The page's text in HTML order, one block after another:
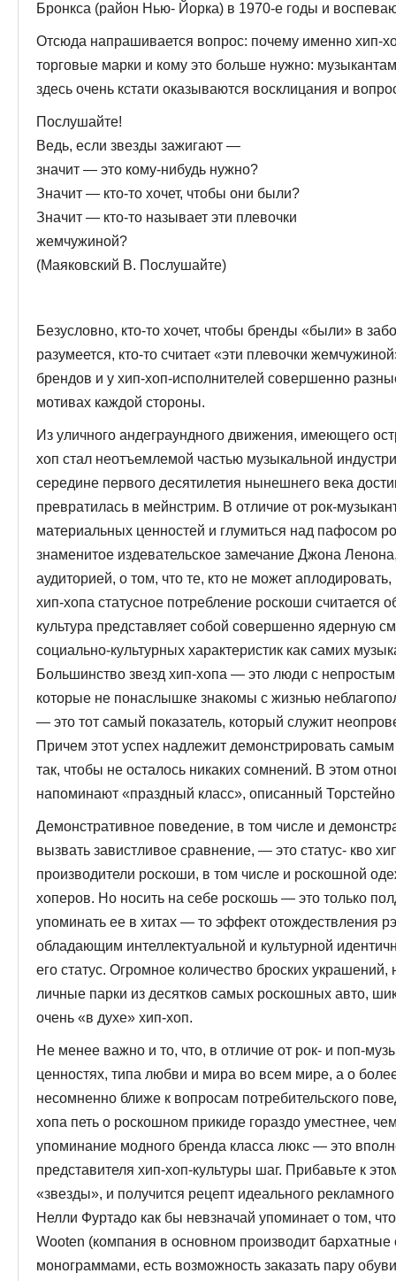
Бронкса (район Нью- Йорка) в 1970-е годы и
Отсюда напрашивается вопрос: почему именно хип-
торговые марки и кому это больше нужно:
здесь очень кстати ока­зываются восклицания и
Послушайте!
Ведь, если звезды зажигают —
значит — это кому-нибудь нужно?
Значит — кто-то хочет, чтобы они были?
Значит — кто-то называет эти плевочки
жемчужиной?
(Маяковский В. Послушайте)
Безусловно, кто-то хочет, чтобы бренды «были» в
разумеется, кто-то считает «эти плевочки
брендов и у хип-хоп-исполнителей совершенно
мотивах каж­дой стороны.
Из уличного андеграундного движения, имеющего
хоп стал неотъемлемой частью музыкаль­ной
середине перво­го десятилетия нынешнего века
превратилась в мейнстрим. В отличие от рок-
материальных ценностей и глумить­ся над пафосом
знаменитое из­девательское замечание Джона
аудиторией, о том, что те, кто не может
хип-хопа статусное потребление роскоши счи­тается
культура представляет собой совершенно ядерную
соци­ально-культурных характеристик как самих
Большинство звезд хип-хопа — это люди с
которые не понаслышке знакомы с жизнью
— это тот самый по­казатель, который служит
Причем этот успех надлежит демонстрировать
так, чтобы не осталось никаких сомнений. В этом
напоминают «праздный класс», описанный
Демонстративное поведение, в том числе и
вызвать завистливое сравнение, — это статус- кво
производители роскоши, в том числе и роскошной
хоперов. Но но­сить на себе роскошь — это только
упоминать ее в хитах — то эффект отождествления
обладающим интеллектуальной и культурной
его статус. Огромное количество броских
личные парки из десятков самых роскошных авто,
очень «в духе» хип-хоп.
Не менее важно и то, что, в отличие от рок- и поп-
ценностях, типа любви и мира во всем мире, а о
несомненно ближе к во­просам потребительского
хопа петь о роскошном прикиде гораздо уместнее,
упоминание модного бренда класса люкс — это
представителя хип-хоп-культуры шаг. Прибавьте к
«звезды», и полу­чится рецепт идеального
Нелли Фуртадо как бы невзначай упоминает о том,
Wooten (компания в основном производит
монограммами, есть возможность заказать пару